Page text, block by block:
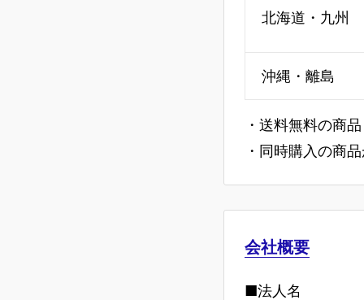
北海道・九州
沖縄・離島
・送料無料の商
・同時購入の商
会社概要
■法人名